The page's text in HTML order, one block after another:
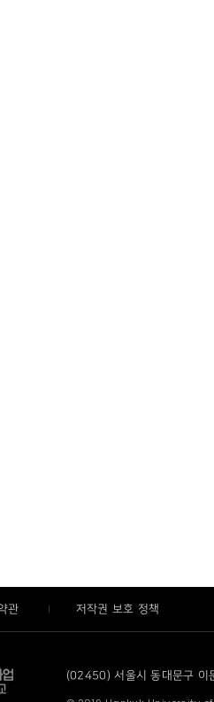
관 저작권 보호 정책
(02450) 서울시 동대문구